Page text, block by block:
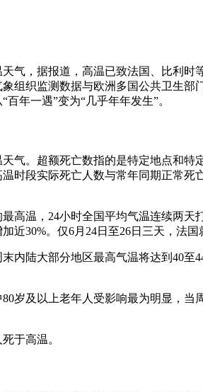
气，据报道，高温已致法国、比利
组织监测数据与欧洲多国公共卫生
年一遇”变为“几乎年年发生”。
气。超额死亡数指的是特定地点和
时段实际死亡人数与常年同期正常
高温，24小时全国平均气温连续两
30%。仅6月24日至26日三天，法国
内陆大部分地区最高气温将达到40
岁及以上老年人受影响最为明显，
于高温。